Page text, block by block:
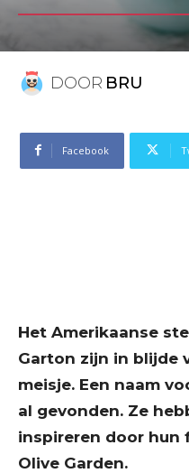
DOOR BRU
Facebook
Het Amerikaanse
Garton zijn in blijde
meisje. Een naam
al gevonden. Ze
inspireren door hun
Olive Garden.